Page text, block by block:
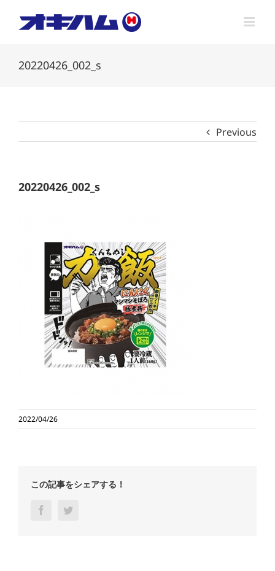
20220426_002_s
Previous
20220426_002_s
2022/04/26
この記事をシェアする！
Facebook